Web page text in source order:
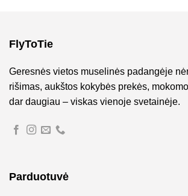
FlyToTie
Geresnės vietos muselinės padangėje
rišimas, aukštos kokybės prekės,
dar daugiau – viskas vienoje svetainėje.
Parduotuvė